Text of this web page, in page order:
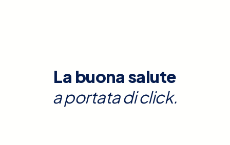
La buona salute
a portata di click.